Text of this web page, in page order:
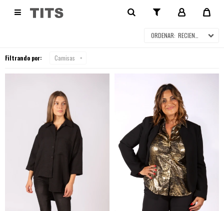
 CAMISAS
RECIENTES
Filtrando por: Camisas